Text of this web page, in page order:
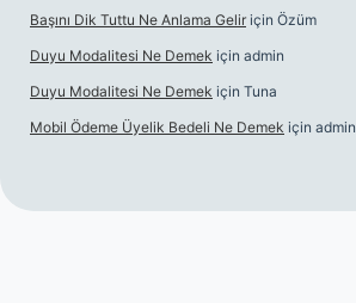
Başını Dik Tuttu Ne Anlama Gelir için Özüm
Duyu Modalitesi Ne Demek için admin
Duyu Modalitesi Ne Demek için Tuna
Mobil Ödeme Üyelik Bedeli Ne Demek için admin